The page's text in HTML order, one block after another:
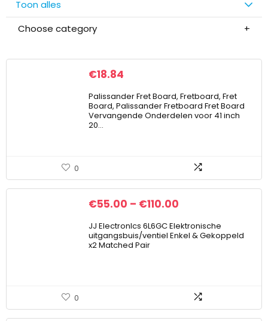
Toon alles
Choose category
€18.84
Palissander Fret Board, Fretboard, Fret
Board, Palissander Fretboard Fret Board
Vervangende Onderdelen voor 41 inch
20…
0
€55.00 – €110.00
JJ ElectronIcs 6L6GC Elektronische
uitgangsbuis/ventiel Enkel & Gekoppeld
x2 Matched Pair
0